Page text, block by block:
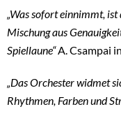
„Was sofort einnimmt,
Mischung aus
Spiellaune“A. Csampai
„Das Orchester widmet
Rhythmen, Farben und